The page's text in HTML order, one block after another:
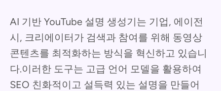
AI 기반 YouTube 설명 생성기는 기업, 에이전
시, 크리에이터가 검색과 참여를 위해 동영상
콘텐츠를 최적화하는 방식을 혁신하고 있습니
다.이러한 도구는 고급 언어 모델을 활용하여
SEO 친화적이고 설득력 있는 설명을 만들어